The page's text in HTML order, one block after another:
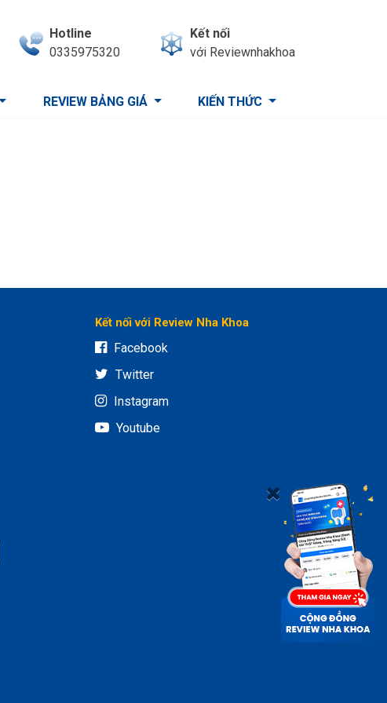
Hotline
0335975320
Kết nối
với Reviewnhakhoa
REVIEW BẢNG GIÁ KIẾN THỨC
Kết nối với Review Nha Khoa
Facebook
Twitter
Instagram
Youtube